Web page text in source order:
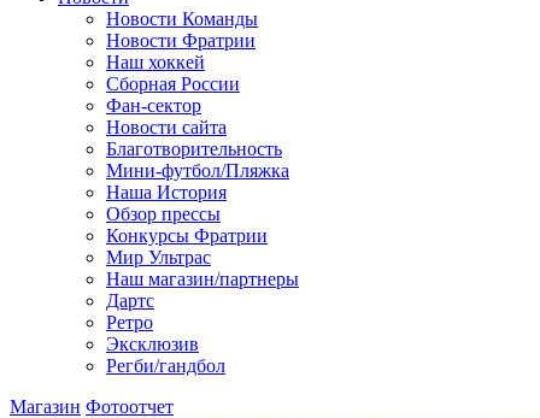
Новости Команды
Новости Фратрии
Наш хоккей
Сборная России
Фан-cектор
Новости сайта
Благотворительность
Мини-футбол/Пляжка
Наша История
Обзор прессы
Конкурсы Фратрии
Мир Ультрас
Наш магазин/партнеры
Дартс
Ретро
Эксклюзив
Регби/гандбол
Магазин Фотоотчет